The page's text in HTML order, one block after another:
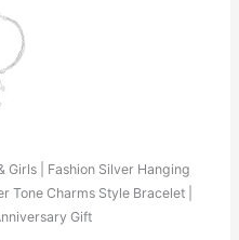
Girls | Fashion Silver Hanging
Tone Charms Style Bracelet |
Gift